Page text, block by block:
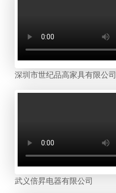
深圳市世纪品高家具有限公司
武义倍昇电器有限公司